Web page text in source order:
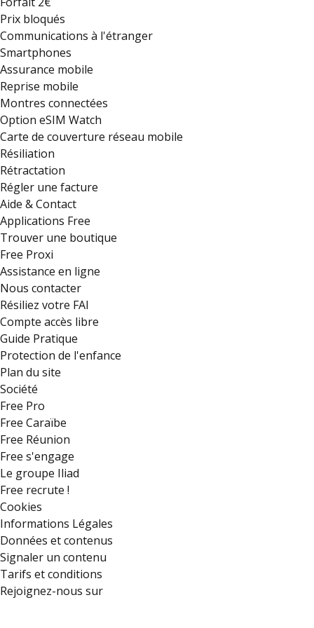
Prix bloqués
Communications à l'étranger
Smartphones
Assurance mobile
Reprise mobile
Montres connectées
Option eSIM Watch
Carte de couverture réseau mobile
Résiliation
Rétractation
Régler une facture
Aide & Contact
Applications Free
Trouver une boutique
Free Proxi
Assistance en ligne
Nous contacter
Résiliez votre FAI
Compte accès libre
Guide Pratique
Protection de l'enfance
Plan du site
Société
Free Pro
Free Caraïbe
Free Réunion
Free s'engage
Le groupe Iliad
Free recrute !
Cookies
Informations Légales
Données et contenus
Signaler un contenu
Tarifs et conditions
Rejoignez-nous sur